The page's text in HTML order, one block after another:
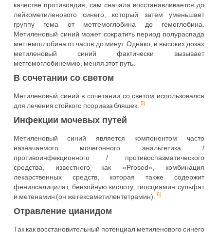
качестве противоядия, сам сначала восстанавливается до
лейкометиленового синего, который затем уменьшает
группу гема от метгемоглобина до гемоглобина.
Метиленовый синий может сократить период полураспада
метгемоглобина от часов до минут. Однако, в высоких дозах
метиленовый синий фактически вызывает
метгемоглобинемию, меняя этот путь.
В сочетании со светом
Метиленовый синий в сочетании со светом использовался
для лечения стойкого псориаза бляшек. 5)
Инфекции мочевых путей
Метиленовый синий является компонентом часто
назначаемого мочегонного анальгетика /
противоинфекционного / противоспазматического
средства, известного как «Prosed», комбинация
лекарственных средств, которая также содержит
фенилсалицилат, бензойную кислоту, гиосциамин сульфат
и метенамин (он же гексаметилентетрамин).
6)
Отравление цианидом
Так как восстановительный потенциал метиленового синего